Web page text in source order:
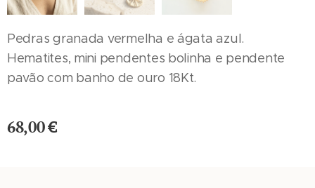
Pedras granada vermelha e ágata azul.
Hematites, mini pendentes bolinha e pendente
pavão com banho de ouro 18Kt.
68,00€